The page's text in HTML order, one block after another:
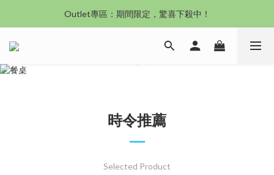
沙發新登場｜想躺就躺，頭等艙到商務艙一次擁有
沙發新登場｜想躺就躺，頭等艙到商務艙一次擁有
時令推薦
Selected Product